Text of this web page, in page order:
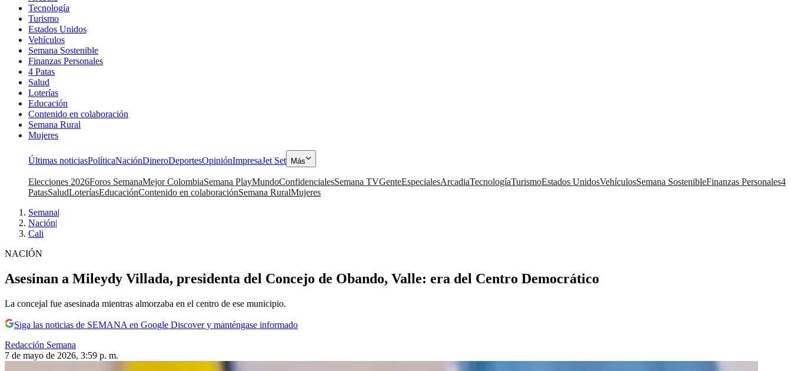
Tecnología
Turismo
Estados Unidos
Vehículos
Semana Sostenible
Finanzas Personales
4 Patas
Salud
Loterías
Educación
Contenido en colaboración
Semana Rural
Mujeres
Últimas noticiasPolíticaNaciónDineroDeportesOpiniónImpresaJet Set Más
Elecciones 2026Foros SemanaMejor ColombiaSemana PlayMundoConfidencialesSemana TVGenteEspecialesArcadiaTecnologíaTurismoEstados UnidosVehículosSemana SostenibleFinanzas Personales4
PatasSaludLoteríasEducaciónContenido en colaboraciónSemana RuralMujeres
Semana|
Nación|
Cali
NACIÓN
Asesinan a Mileydy Villada, presidenta del Concejo de Obando, Valle: era del Centro Democrático
La concejal fue asesinada mientras almorzaba en el centro de ese municipio.
Siga las noticias de SEMANA en Google Discover y manténgase informado
Redacción Semana
7 de mayo de 2026, 3:59 p. m.